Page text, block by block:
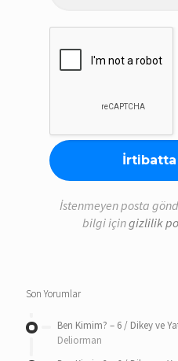
İstenmeyen posta
bilgi içingizlilik
Son Yorumlar
Ben Kimim? – 6 / Dikey ve
Deliorman